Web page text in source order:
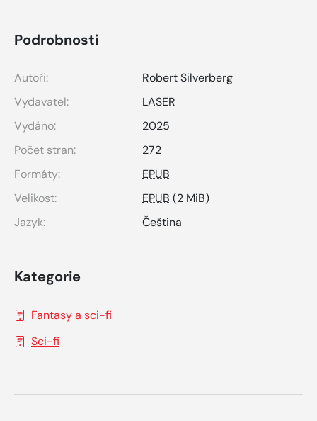
Podrobnosti
Autoři:
Robert Silverberg
Vydavatel:
LASER
Vydáno:
2025
Počet stran:
272
Formáty:
EPUB
Velikost:
EPUB (2 MiB)
Jazyk:
Čeština
Kategorie
Fantasy a sci-fi
Sci-fi